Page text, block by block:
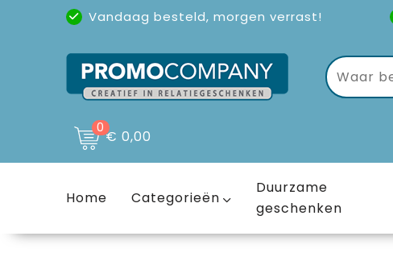
Vandaag besteld, morgen verrast!
Uitstekende reviews(4,6/5)
0€ 0,00
Home Categorieën
Duurzame
geschenken